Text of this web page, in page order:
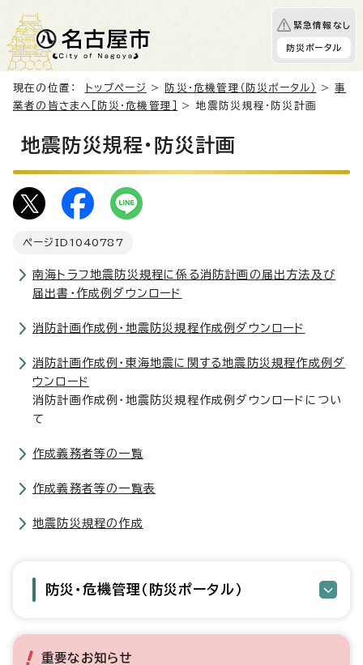
緊急情報なし
防災ポータル
現在の位置： トップページ > 防災・危機管理（防災ポータル） >事
業者の皆さまへ［防災・危機管理］
> 地震防災規程・防災計画
地震防災規程・防災計画
ページID 1040787
南海トラフ地震防災規程に係る消防計画の届出方法及び
届出書・作成例ダウンロード
消防計画作成例・地震防災規程作成例ダウンロード
消防計画作成例・東海地震に関する地震防災規程作成例ダ
ウンロード
消防計画作成例・地震防災規程作成例ダウンロードについ
て
作成義務者等の一覧
作成義務者等の一覧表
地震防災規程の作成
防災・危機管理（防災ポータル）
重要なお知らせ